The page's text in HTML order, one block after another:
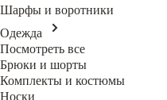
Шарфы и воротники
Одежда
Посмотреть все
Брюки и шорты
Комплекты и костюмы
Носки